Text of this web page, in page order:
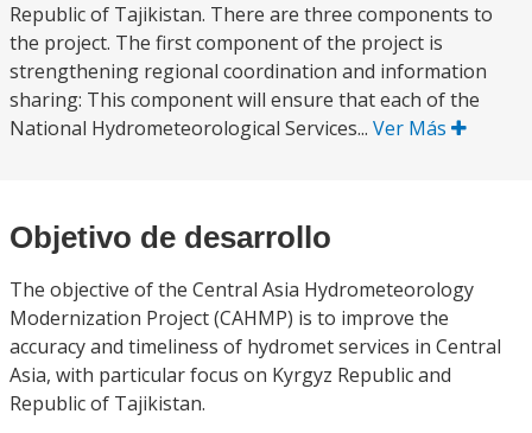
Republic of Tajikistan. There are three components to
the project. The first component of the project is
strengthening regional coordination and information
sharing: This component will ensure that each of the
National Hydrometeorological Services... Ver Más
Objetivo de desarrollo
The objective of the Central Asia Hydrometeorology
Modernization Project (CAHMP) is to improve the
accuracy and timeliness of hydromet services in Central
Asia, with particular focus on Kyrgyz Republic and
Republic of Tajikistan.